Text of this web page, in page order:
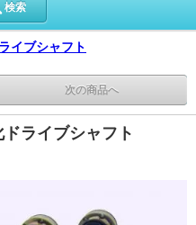
検索
イブシャフト
次の商品へ
ライブシャフト